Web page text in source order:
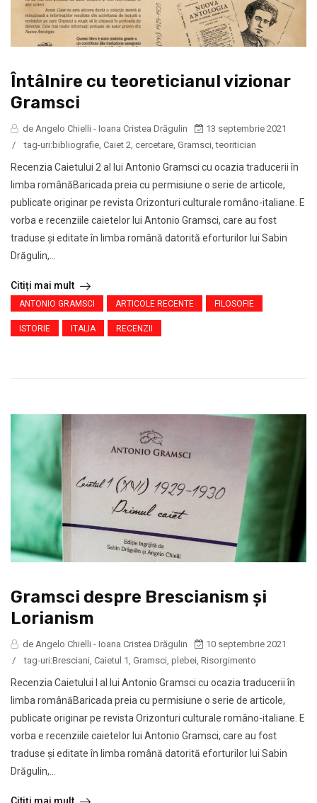
Întâlnire cu teoreticianul vizionar
Gramsci
de Angelo Chielli - Ioana Cristea Drăgulin
13 septembrie 2021
/
tag-uri:bibliografie, Caiet 2, cercetare, Gramsci,teoritician
Recenzia Caietului 2 al lui Antonio Gramsci cu ocazia traducerii în
limba românăBaricada preia cu permisiune o serie de articole,
publicate originar pe revista Orizonturi culturale româno-italiane. E
vorba e recenziile caietelor lui Antonio Gramsci, care au fost
traduse şi editate în limba română datorită eforturilor lui Sabin
Drăgulin,...
Citiți mai mult
ANTONIO GRAMSCI ARTICOLE RECENTE FILOSOFIE
ISTORIE ITALIA RECENZII
Gramsci despre Brescianism şi
Lorianism
de Angelo Chielli - Ioana Cristea Drăgulin
10 septembrie 2021
/
tag-uri:Bresciani, Caietul 1, Gramsci, plebei, Risorgimento
Recenzia Caietului I al lui Antonio Gramsci cu ocazia traducerii în
limba românăBaricada preia cu permisiune o serie de articole,
publicate originar pe revista Orizonturi culturale româno-italiane. E
vorba e recenziile caietelor lui Antonio Gramsci, care au fost
traduse şi editate în limba română datorită eforturilor lui Sabin
Drăgulin,...